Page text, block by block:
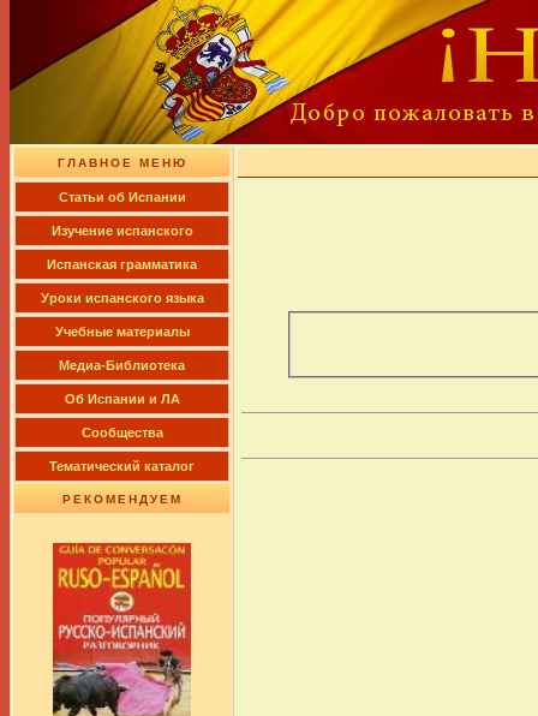
ГЛАВНОЕ МЕНЮ
Cтатьи об Испании
Изучение испанского
Испанская грамматика
Уроки испанского языка
Учебные материалы
Медиа-Библиотека
Об Испании и ЛА
Сообщества
Тематический каталог
РЕКОМЕНДУЕМ